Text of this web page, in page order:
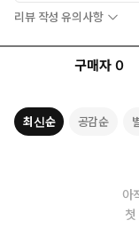
발목을 잡지만, 넘어
할아버지는 내 부모
그런 윤수를 벼랑 끝
고, 윤수의 집안 사정
못하고 달려들게 되
리뷰 작성 유의사항
구매자 0
최신순 공감순
아